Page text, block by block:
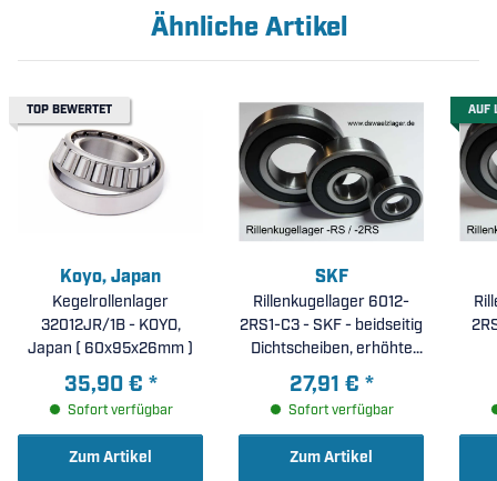
Ähnliche Artikel
TOP BEWERTET
Koyo, Japan
Kegelrollenlager
32012JR/1B - KOYO,
Japan ( 60x95x26mm )
35,90 € *
Sofort verfügbar
Zum Artikel
SKF
Rillenkugellager 6012-
2RS1-C3 - SKF - beidseitig
Dichtscheiben, erhöhte
radiale Lagerluft C3 (
60x95x18mm )
27,91 € *
Sofort verfügbar
Zum Artikel
AUF
2RSR